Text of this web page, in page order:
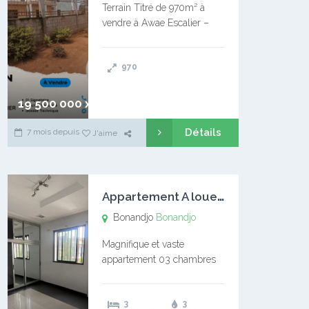
19 500 000 xaf
Terrain Titré de 970m² à
vendre à Awae Escalier –
l’Université Catholique –
970
7 mois depuis J'aime Détails
A
ppartement A louer Bonandjo
Bonandjo Bonandjo
Magnifique et vaste
appartement 03 chambres
douches 01 vaste salon 01
3
3